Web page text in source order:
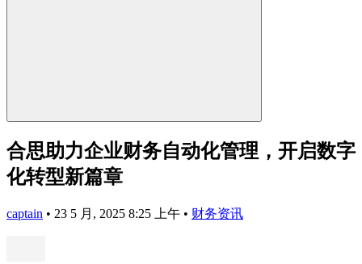
合思助力企业财务自动化管理，开启数字
化转型新篇章
captain • 23 5 月, 2025 8:25 上午 • 财务资讯